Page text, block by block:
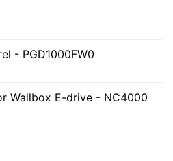
- PGD1000FW0
Wallbox E-drive - NC4000